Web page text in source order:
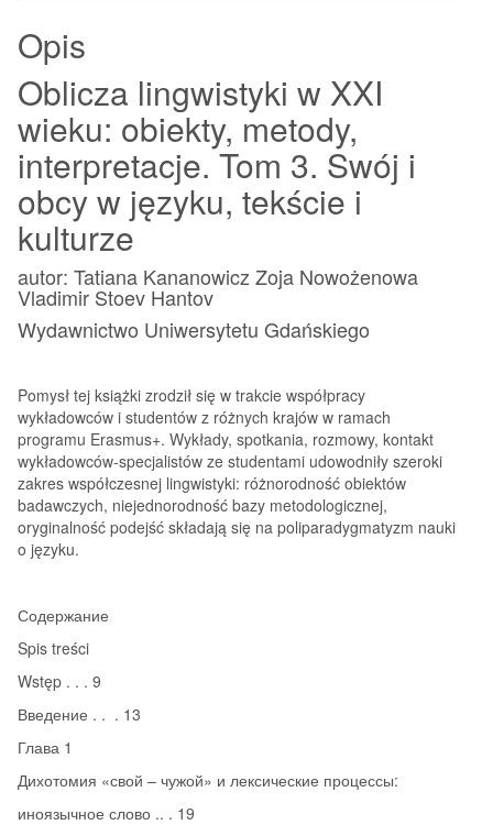
kulturze
Opis
Oblicza lingwistyki w XXI
wieku: obiekty, metody,
interpretacje. Tom 3. Swój i
obcy w języku, tekście i
kulturze
autor: Tatiana Kananowicz Zoja Nowożenowa
Vladimir Stoev Hantov
Wydawnictwo Uniwersytetu Gdańskiego
Pomysł tej książki zrodził się w trakcie współpracy
wykładowców i studentów z różnych krajów w ramach
programu Erasmus+. Wykłady, spotkania, rozmowy, kontakt
wykładowców-specjalistów ze studentami udowodniły szeroki
zakres współczesnej lingwistyki: różnorodność obiektów
badawczych, niejednorodność bazy metodologicznej,
oryginalność podejść składają się na poliparadygmatyzm nauki
o języku.
Содержание
Spis treści
Wstęp . . . 9
Введение . . . 13
Глава 1
Дихотомия «свой – чужой» и лексические процессы:
иноязычное слово .. . 19